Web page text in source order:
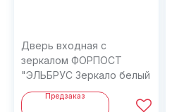
Дверь входная с
зеркалом ФОРПОСТ
"ЭЛЬБРУС Зеркало белый
дуб"Предзаказ